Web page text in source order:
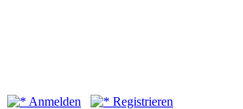
Anmelden Registrieren